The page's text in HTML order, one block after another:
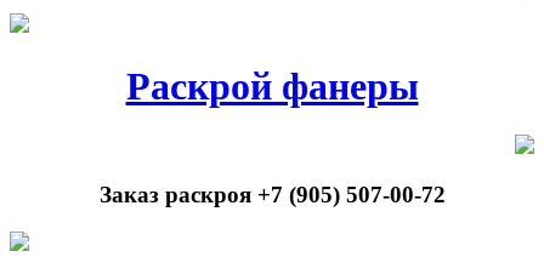
Раскрой фанеры
Заказ раскроя +7 (905) 507-00-72